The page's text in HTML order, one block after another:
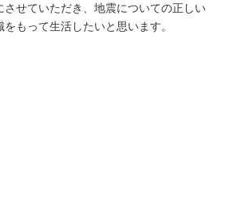
させていただき、地震についての正しい
もって生活したいと思います。